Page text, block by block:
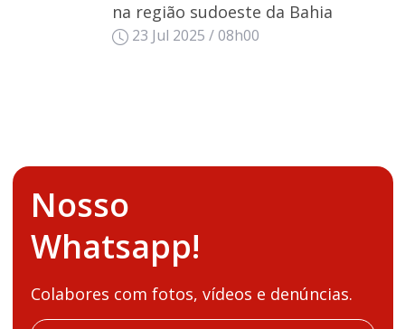
na região sudoeste da Bahia
23 Jul 2025 / 08h00
Nosso
Whatsapp!
Colabores com fotos, vídeos e denúncias.